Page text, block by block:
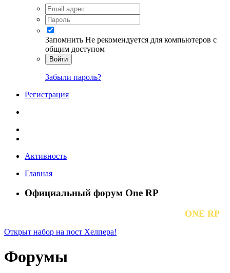
Запомнить Не рекомендуется для компьютеров с
общим доступом
Войти
Забыли пароль?
Регистрация
Активность
Главная
Официальный форум One RP
ONE RP
Открыт набор на пост Хелпера!
Форумы